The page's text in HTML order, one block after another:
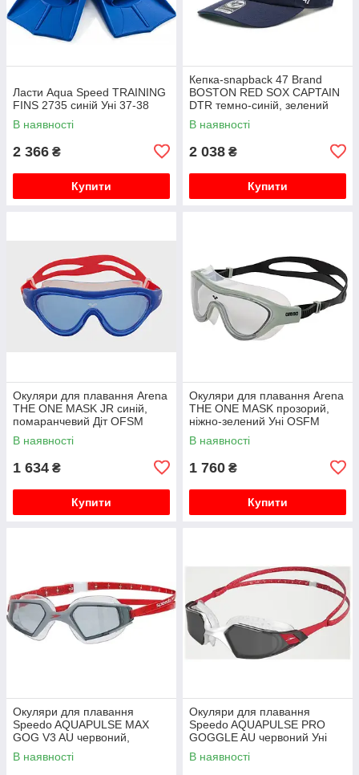
Ласти Aqua Speed TRAINING
FINS 2735 синій Уні 37-38
В наявності
2 366 ₴
Купити
Кепка-snapback 47 Brand
BOSTON RED SOX CAPTAIN
DTR темно-синій, зелений
Уні OSFA
В наявності
2 038 ₴
Купити
Окуляри для плавання Arena
THE ONE MASK JR синій,
помаранчевий Діт OFSM
В наявності
1 634 ₴
Купити
Окуляри для плавання Arena
THE ONE MASK прозорий,
ніжно-зелений Уні OSFM
В наявності
1 760 ₴
Купити
Окуляри для плавання
Speedo AQUAPULSE MAX
GOG V3 AU червоний,
прозорий Уні One Size
В наявності
Окуляри для плавання
Speedo AQUAPULSE PRO
GOGGLE AU червоний Уні
One Size
В наявності